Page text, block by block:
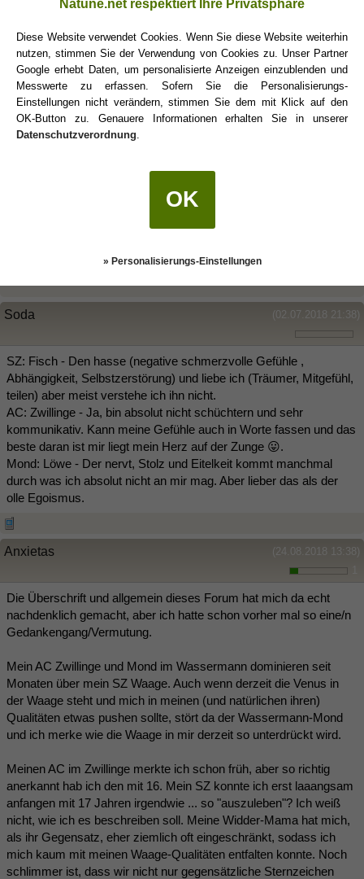
Ich bin Steinbock mit Aszendent Wassermann - im großen und
Ganzen würde ich mich eher dem Steinbock zuordnen. Trotzdem
ordne ich meine kreativen Seiten eher dem Wassermann zu. Auch
meine offene Art ordne ich dem AZ zu. Das ist aber für mich das
widersprüchliche, ich bin wahnsinnig an den Reaktionen und
Emotionen anderer interessiert, empfinde es aber unheimlich
anstrengend unter Menschen zu sein. Ich bin gerne allein.
Mein Freund ist Wassermann und ich finde seine Eigenschaften
oft "schwach", also emotional gesehen. Das finde ich einerseits
süß und andererseits wie schon beschrieben. Ich belächle seine
Wertevorstellungen teilweise, weil ich als Steinbock eher logisch
Vorstellungen habe.
(02.07.2018 21:38)
Soda
SZ: Fisch - Den hasse (negative schmerzvolle Gefühle ,
Abhängigkeit, Selbstzerstörung) und liebe ich (Träumer, Mitgefühl,
teilen) aber meist verstehe ich ihn nicht.
AC: Zwillinge - Ja, bin absolut nicht schüchtern und sehr
kommunikativ. Kann meine Gefühle auch in Worte fassen und das
beste daran ist mir liegt mein Herz auf der Zunge 😛.
Mond: Löwe - Der nervt, Stolz und Eitelkeit kommt manchmal
durch was ich absolut nicht an mir mag. Aber lieber das als der
olle Egoismus.
(24.08.2018 13:38)
Anxietas
Die Überschrift und allgemein dieses Forum hat mich da echt
nachdenklich gemacht, aber ich hatte schon vorher mal so eine/n
Gedankengang/Vermutung.
Mein AC Zwillinge und Mond im Wassermann dominieren seit
Monaten über mein SZ Waage. Auch wenn derzeit die Venus in
der Waage steht und mich in meinen (und natürlichen ihren)
Qualitäten etwas pushen sollte, stört da der Wassermann-Mond
und ich merke wie die Waage in mir derzeit so unterdrückt wird.
Meinen AC im Zwillinge merkte ich schon früh, aber so richtig
anerkannt hab ich den mit 16. Mein SZ konnte ich erst laaangsam
anfangen mit 17 Jahren irgendwie ... so "auszuleben"? Ich weiß
nicht, wie ich es beschreiben soll. Meine Widder-Mama hat mich,
als ihr Gegensatz, eher ziemlich oft eingeschränkt, sodass ich
mich kaum mit meinen Waage-Qualitäten entfalten konnte. Noch
schlimmer ist, dass wir nicht nur gegensätzliche Sternzeichen
Natune.net respektiert Ihre Privatsphäre
Diese Website verwendet Cookies. Wenn Sie diese Website weiterhin
nutzen, stimmen Sie der Verwendung von Cookies zu. Unser Partner
Google erhebt Daten, um personalisierte Anzeigen einzublenden und
Messwerte zu erfassen. Sofern Sie die Personalisierungs-
Einstellungen nicht verändern, stimmen Sie dem mit Klick auf den
OK-Button zu. Genauere Informationen erhalten Sie in unserer
Datenschutzverordnung.
OK
» Personalisierungs-Einstellungen